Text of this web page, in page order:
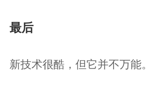
最后
新技术很酷，但它并不万能。